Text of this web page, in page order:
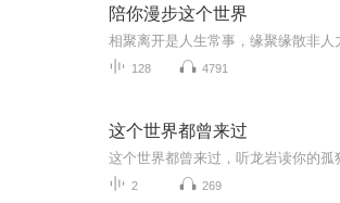
陪你漫步这个世界
128 4791
这个世界都曾来过
2 269